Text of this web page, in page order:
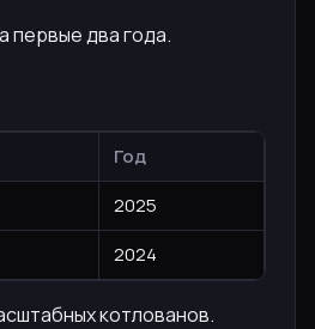
первые два года.
Год
2025
2024
котлованов.